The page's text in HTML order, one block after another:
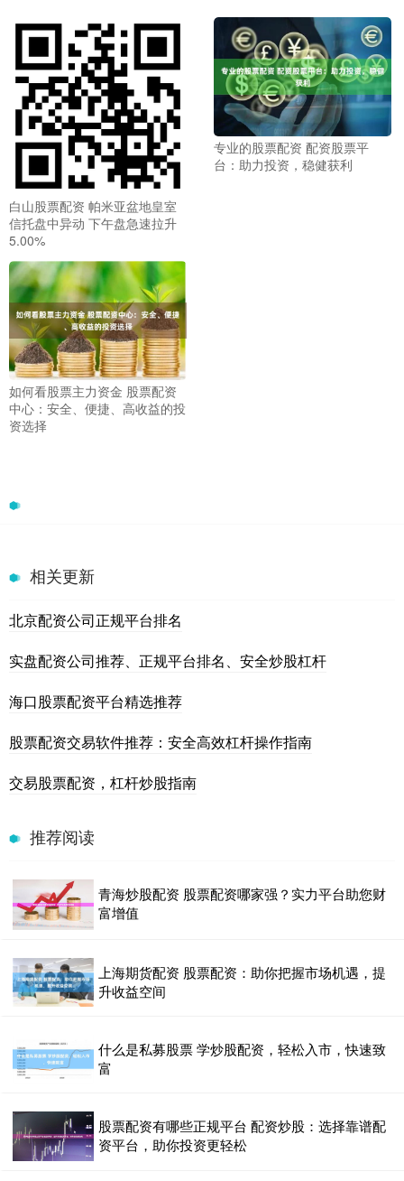
白山股票配资 帕米亚盆地皇室
信托盘中异动 下午盘急速拉升
5.00%
专业的股票配资 配资股票平
台：助力投资，稳健获利
如何看股票主力资金 股票配资
中心：安全、便捷、高收益的投
资选择
相关更新
北京配资公司正规平台排名
实盘配资公司推荐、正规平台排名、安全炒股杠杆
海口股票配资平台精选推荐
股票配资交易软件推荐：安全高效杠杆操作指南
交易股票配资，杠杆炒股指南
推荐阅读
青海炒股配资 股票配资哪家强？实力平台助您财
富增值
上海期货配资 股票配资：助你把握市场机遇，提
升收益空间
什么是私募股票 学炒股配资，轻松入市，快速致
富
股票配资有哪些正规平台 配资炒股：选择靠谱配
资平台，助你投资更轻松